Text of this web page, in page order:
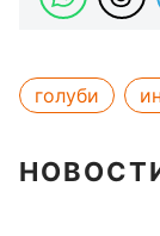
голуби